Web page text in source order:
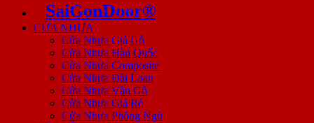
SaiGonDoor®
CỬA NHỰA
Cửa Nhựa Giả Gỗ
Cửa Nhựa Hàn Quốc
Cửa Nhựa Composite
Cửa Nhựa Đài Loan
Cửa Nhựa Vân Gỗ
Cửa Nhựa Giá Rẻ
Cửa Nhựa Phòng Ngủ